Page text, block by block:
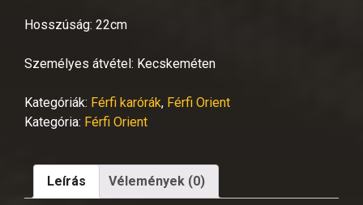
Hosszúság: 22cm
Személyes átvétel: Kecskeméten
Kategóriák: Férfi karórák, Férfi Orient
Kategória: Férfi Orient
Leírás Vélemények (0)